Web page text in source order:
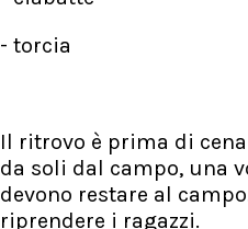
- torcia
Il ritrovo è prima di
da soli dal campo, una
devono restare al
riprendere i ragazzi.